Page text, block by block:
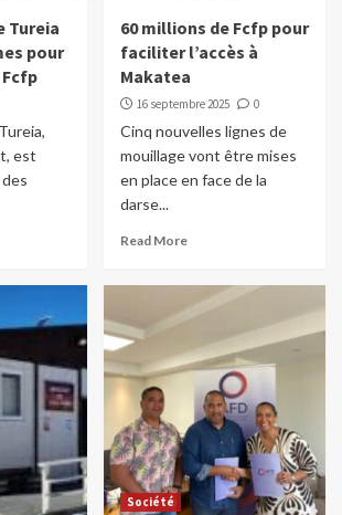
Tureia
pour
est
60 millions de Fcfp pour
faciliter l’accès à
Makatea
16 septembre 2025 0
Cinq nouvelles lignes de
mouillage vont être mises
en place en face de la
darse...
Read More
Société